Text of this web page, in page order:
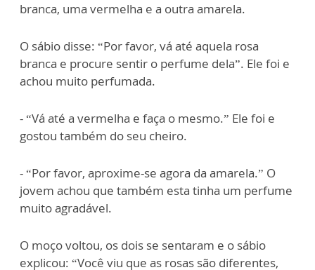
branca, uma vermelha e a outra amarela.
O sábio disse: “Por favor, vá até aquela rosa
branca e procure sentir o perfume dela”. Ele foi e
achou muito perfumada.
- “Vá até a vermelha e faça o mesmo.” Ele foi e
gostou também do seu cheiro.
- “Por favor, aproxime-se agora da amarela.” O
jovem achou que também esta tinha um perfume
muito agradável.
O moço voltou, os dois se sentaram e o sábio
explicou: “Você viu que as rosas são diferentes,